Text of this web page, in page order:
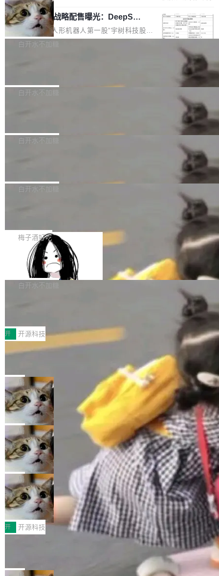
家基线 95.4%。 不是又一个 coding agent 包装
器 Prime Agent 的架构和市面上大多数 coding
agent 有本质区别。大多数 agent harness 的设
计是基于早期模型的能力—...
是项目级别的官方立场，目前由五个团队采纳，
但它可能是主流开源项目中关于 AI 辅助贡献最
细致的一份规则。 政策的核心只有一句话：LLM
可以用来分析、提炼、审阅、建议，但不能用来
不得生成涉及安全性的关键变更，除非作者本身
宇树科技 IPO 战略配售曝光：DeepSe
ek 获配 93.3 万股，锁定 36 个月
8月6日晚间，“人形机器人第一股”宇树科技股份
有限公司披露IPO发行价格及战略配售结果，杭
36个月。 公告显示，本次宇树科技战略配售对
员工参与设立的专项资产管理计划。其中，Dee
获配9...
白开水不加糖
Bug fixes and enhancements 修复多次传递同
一个回归问题，该问题导致拉取镜像时会拒绝包
题，该问题可能导致在旧版 Linux 内核...
白开水不加糖
e 孵化器项目管理委员会（IPMC）投票中获得
P）！这一里程碑不仅标志着 Fluss 迈入新的发
白开水不加糖
长期停止内容更新，未能实现其作为“AI版维基百
提交的编辑请求也长期处于待处理状态。 Groki
pedia 于去年底上线，定位为由人工智能生成内
容的百科平台，被马斯克视为传统众包百科网站
维基百科的替代方案。Lawfare 调查发现，无论
热门页面还是低关注度页面，均未出现近期更
白开水不加糖
是这样的：配 MessageSource 的 Bean、写 R
eloadableResourceBundleMessageSource、
声明 LocaleResolver、注册 LocaleChangeInt
erceptor…五六步之后才能看到第一行翻译文
本。 Solon 换了个方式。整个 i18n 模块围绕三
梅子酒好吃
Apache Doris 4.1 全面增强 Iceberg：
支持 UPDATE、MERGE INTO 与 Iceb
erg V3
Apache Doris 4.1 要补齐的，正是缺失的那一
半。在已有查询能力的基础上，Doris 进一步支
常维护操作，并完整支持 Iceberg V3 格式。
白开水不加糖
村国家自主创新示范区会议中心开幕。本届大会
由中关村智联软件服务业质量创新联盟主办，以
“智构可信·质创未来——AI原生时代的质量新范
式”为主题，直面AI从实验室走向规模化产业落地
的核心质量命题。会上，《2026智能研发生产力
工具选型手册》发布，Testin云测的Testin XAge
nt智能测试系统入选AI测试领域代表产品。对CI
O而言，这提示了一个转变：AI测试正在从效率
工具升级为企业的质量基础设施。 CIO面对的新
现实 过去两年，CIO们的焦虑清单上多了两项：
一是如何让大模型和智能体应用安全地从PoC走
向生产，二是如何让测试团队跟得上AI应用...
开 开源科技
让非法状态不可表示：一篇关于 ADT
有一种东西，一旦用过就回不去了。Alex Fedos
eev 管它叫"软件设计的基石"。 他说的东西不新
鲜——代数数据类型（ADT），尤其是和类型
（sum type）。但他说清楚了一件事：这不是类
型系统的学术体操，是日常编码的思维方式。 文
章从一个简单的例子切入。一个网站的深色主题
设置，如果用布尔值 + 可空字段来表示——bool
ean 表示是否可切换，nullable 的默认模式、浅
色方案、深色方案——会产生大量无意义的组
合。方案缺了、配置冲突了、全 null 了。要知道
哪些组合有效，作者说，你得靠"文档、校验、或
者部落知识"。 换个写法。Rust 的 enum，两个
变体：Switchable...
局
Cloudflare 开源内部企业 AI 平台 Clou
dflare OS
Cloudflare 发布了一个开源项目 Cloudflare O
S。如果你只看官方博客，你会觉得这是又一
个"AI 知识库 + 聊天机器人"——每个大厂都在
做，没什么新鲜的。 但 Kenton Varda 在 Twitte
r 上把事情说清楚了： 今天我们发布了 Cloudfla
re OS，一个带连接器的聊天机器人，跟其他所
有科技公司做的一样。只不过，实际上它不一
样。这是 Sandstorm.io 的重制版，我十年前的
那个创业公司。不同的是，这次它构建在 Cloudf
lare Workers 上——我花了九年时间搭建的平台
——并且深度集成了 AI。这基本上是我十年秘密
局
Deno 团队开源 Celld，可自托管的分
布式 Durable Objects
Ryan Dahl 领导的 Deno 团队推出了最新开源项
目 Celld，一个能在自己机器上运行 Cloudflare
Workers 和 Durable Objects 的守护进程。 设
计思路很直接：每个对象是一个独立的 SQLite
数据库，按名称寻址，复制到你自己的 S3 兼容
存储库里。节点之间只通过这个存储库协调——
没有控制平面，没有共识协议。每个对象自带一
个小型数据库，应用天然按分片构建，单个数据
库的竞争和爆炸半径问题在设计层面就被消除
了。 闲置的 cell 会休眠到几乎不占资源。当 cel
局
鲁大师7月新机性能/流畅/AI榜：vivo夺
性能、流畅双第一，三星Galaxy Z系列
新折叠缺席
2026年7月的手机市场，由于存储等硬件成本暴
增，手机厂商的日子也不好过啊，新机速度明显
放缓，因此硝烟味淡了许多。新机参数规格除开
Fold8 / Z Flip8）外，其余要么是中低端机器，
例如iQOO Z11i、REDMI Note 17、REDMI No
开 开源科技
Zed 编辑器团队发布了新项目——DeltaDB，一
个在 git commit 之间记录每一次编辑操作的版